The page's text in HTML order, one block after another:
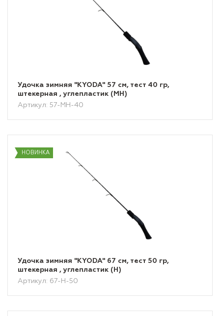
Удочка зимняя "KYODA" 57 см, тест 40 гр,
штекерная , углепластик (MH)
Артикул: 57-MH-40
НОВИНКА
Удочка зимняя "KYODA" 67 см, тест 50 гр,
штекерная , углепластик (H)
Артикул: 67-H-50